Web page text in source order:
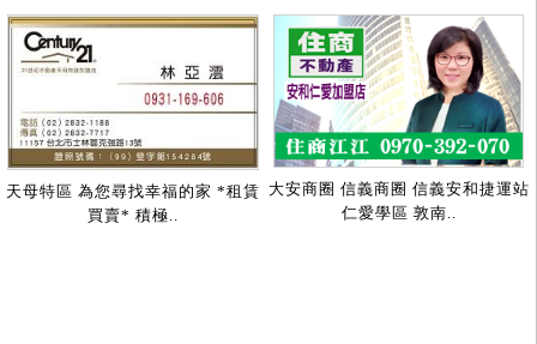
天母特區 為您尋找幸福的家 *租賃
買賣* 積極..
大安商圈 信義商圈 信義安和捷運站
仁愛學區 敦南..